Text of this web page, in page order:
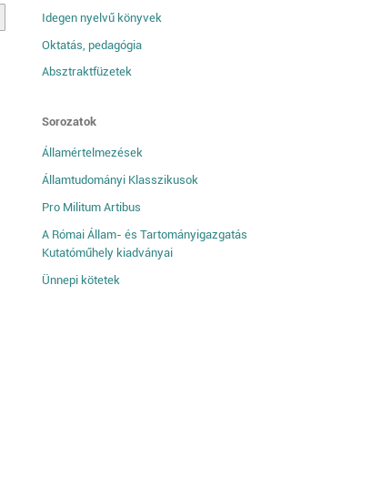
Idegen nyelvű könyvek
Oktatás, pedagógia
Absztraktfüzetek
Sorozatok
Államértelmezések
Államtudományi Klasszikusok
Pro Militum Artibus
A Római Állam- és Tartományigazgatás
Kutatóműhely kiadványai
Ünnepi kötetek